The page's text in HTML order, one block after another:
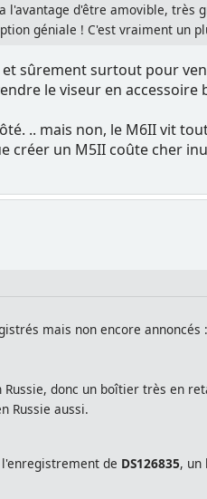
l'avantage d'être amovible,
géniale ! C'est vraiment un
et sûrement surtout pour
le viseur en
.. mais non, le M6II vit
créer un M5II coûte cher
mais non encore annoncés :
donc un boîtier très en
Russie aussi.
de DS126835, un